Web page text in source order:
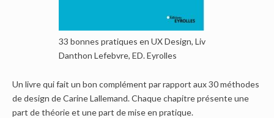
33 bonnes pratiques en UX Design, Liv
Danthon Lefebvre, ED. Eyrolles
Un livre qui fait un bon complément par rapport aux 30 méthodes
de design de Carine Lallemand. Chaque chapitre présente une
part de théorie et une part de mise en pratique.